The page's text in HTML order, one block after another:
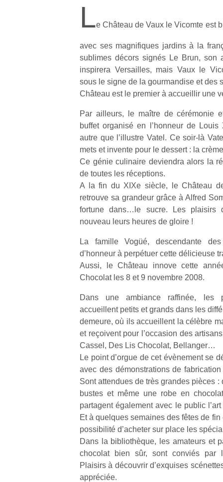
Le Château de Vaux le Vicomte est
avec ses magnifiques jardins à la
sublimes décors signés Le Brun, son
inspirera Versailles, mais Vaux le
sous le signe de la gourmandise et des
Château est le premier à accueillir une
Par ailleurs, le maître de cérémonie
buffet organisé en l’honneur de
autre que l’illustre Vatel. Ce soir-là
mets et invente pour le dessert : la
Ce génie culinaire deviendra alors la
de toutes les réceptions.
A la fin du XIXe siècle, le Château
retrouve sa grandeur grâce à Alfred
fortune dans…le sucre. Les plaisirs
nouveau leurs heures de gloire !
La famille Vogüé, descendante
d’honneur à perpétuer cette délicieuse
Aussi, le Château innove cette
Chocolat les 8 et 9 novembre 2008.
Dans une ambiance raffinée, les
accueillent petits et grands dans les
demeure, où ils accueillent la célèbre
et reçoivent pour l’occasion des
Cassel, Des Lis Chocolat, Bellanger…
Le point d’orgue de cet évènement se
avec des démonstrations de
Sont attendues de très grandes pièces
bustes et même une robe en
partagent également avec le public
Et à quelques semaines des fêtes de
possibilité d’acheter sur place les
Dans la bibliothèque, les amateurs et
chocolat bien sûr, sont conviés par
Plaisirs à découvrir d’exquises
appréciée.